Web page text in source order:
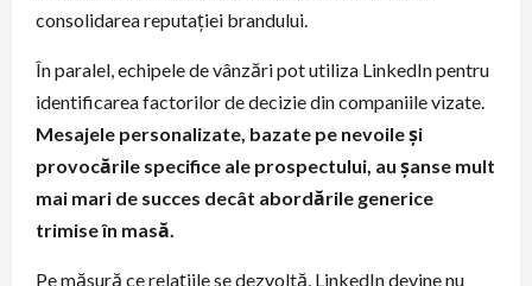
consolidarea reputației brandului.
În paralel, echipele de vânzări pot utiliza LinkedIn pentru
identificarea factorilor de decizie din companiile vizate.
Mesajele personalizate, bazate pe nevoile și
provocările specifice ale prospectului, au șanse mult
mai mari de succes decât abordările generice
trimise în masă.
Pe măsură ce relațiile se dezvoltă, LinkedIn devine nu